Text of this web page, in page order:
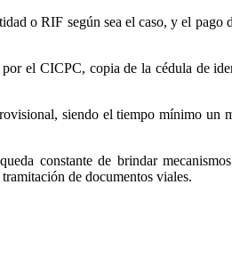
o RIF según sea el caso, y el pago
el CICPC, copia de la cédula de
siendo el tiempo mínimo
constante de brindar
de documentos viales.